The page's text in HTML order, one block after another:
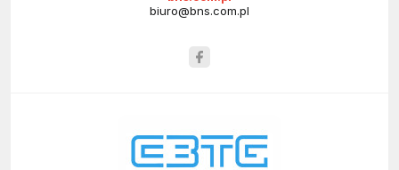
biuro@bns.com.pl